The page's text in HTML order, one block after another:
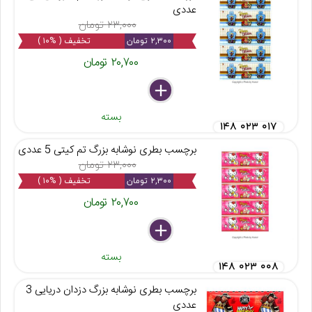
عددی
۲۳,۰۰۰ تومان
۲,۳۰۰ تومان تخفیف ( %۱۰ )
۲۰,۷۰۰ تومان
delete
remove
add
بسته
۱۴۸ ۰۲۳ ۰۱۷
برچسب بطری نوشابه بزرگ تم کیتی 5 عددی
۲۳,۰۰۰ تومان
۲,۳۰۰ تومان تخفیف ( %۱۰ )
۲۰,۷۰۰ تومان
delete
remove
add
بسته
۱۴۸ ۰۲۳ ۰۰۸
برچسب بطری نوشابه بزرگ دزدان دریایی 3
عددی